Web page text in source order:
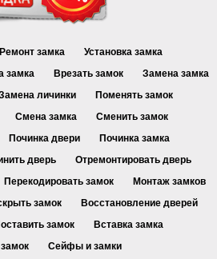
Ремонт замка
Установка замка
замка Врезать замок
Замена замка
личинки
Поменять замок
Смена замка
Сменить замок
Починка двери
Починка замка
дверь
Отремонтировать дверь
Перекодировать замок
Монтаж замков
замок
Восстановление дверей
замок
Вставка замка
Сейфы и замки